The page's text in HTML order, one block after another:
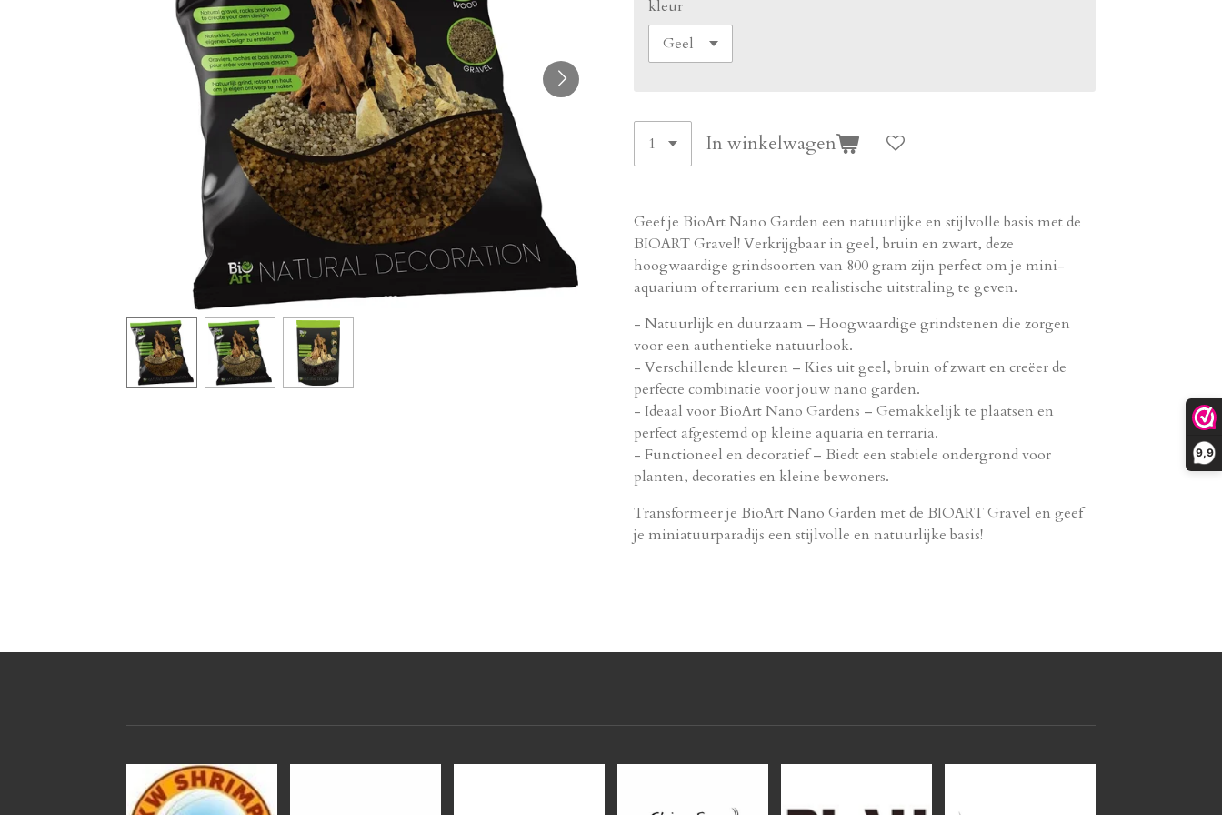
9,9
kleur
In winkelwagen
Geef je BioArt Nano Garden een natuurlijke en stijlvolle basis met de
BIOART Gravel! Verkrijgbaar in geel, bruin en zwart, deze
hoogwaardige grindsoorten van 800 gram zijn perfect om je mini-
aquarium of terrarium een realistische uitstraling te geven.
- Natuurlijk en duurzaam – Hoogwaardige grindstenen die zorgen
voor een authentieke natuurlook.
- Verschillende kleuren – Kies uit geel, bruin of zwart en creëer de
perfecte combinatie voor jouw nano garden.
- Ideaal voor BioArt Nano Gardens – Gemakkelijk te plaatsen en
perfect afgestemd op kleine aquaria en terraria.
- Functioneel en decoratief – Biedt een stabiele ondergrond voor
planten, decoraties en kleine bewoners.
Transformeer je BioArt Nano Garden met de BIOART Gravel en geef
je miniatuurparadijs een stijlvolle en natuurlijke basis!